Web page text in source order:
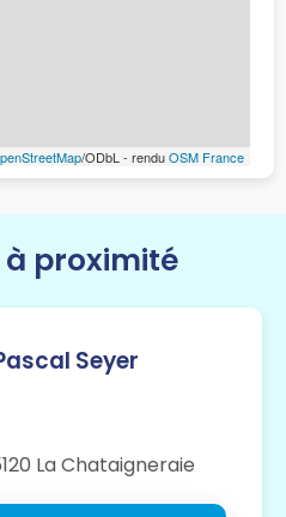
/ODbL - renduOSM France
à proximité
Seyer
La Chataigneraie